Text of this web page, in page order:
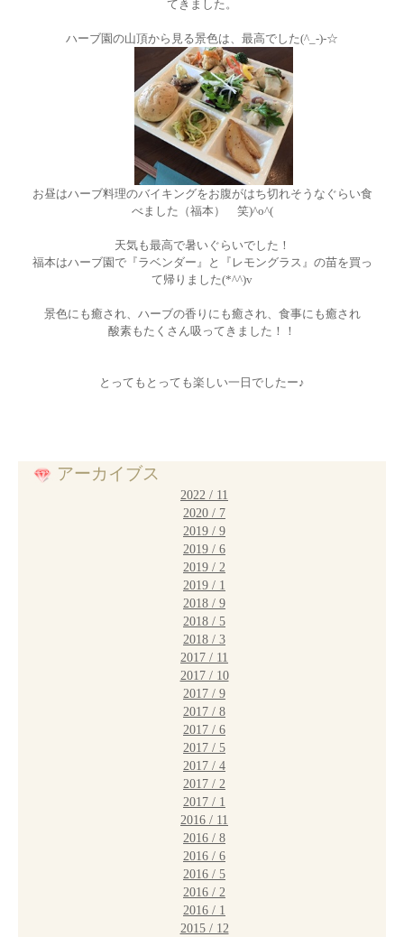
てきました。
ハーブ園の山頂から見る景色は、最高でした(^_-)-☆
お昼はハーブ料理のバイキングをお腹がはち切れそうなぐらい食
べました（福本） 笑)^o^(
天気も最高で暑いぐらいでした！
福本はハーブ園で『ラベンダー』と『レモングラス』の苗を買っ
て帰りました(*^^)v
景色にも癒され、ハーブの香りにも癒され、食事にも癒され
酸素もたくさん吸ってきました！！
とってもとっても楽しい一日でしたー♪
アーカイブス
2022 / 11
2020 / 7
2019 / 9
2019 / 6
2019 / 2
2019 / 1
2018 / 9
2018 / 5
2018 / 3
2017 / 11
2017 / 10
2017 / 9
2017 / 8
2017 / 6
2017 / 5
2017 / 4
2017 / 2
2017 / 1
2016 / 11
2016 / 8
2016 / 6
2016 / 5
2016 / 2
2016 / 1
2015 / 12